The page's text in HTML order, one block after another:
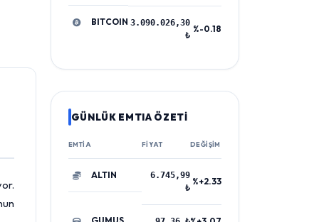
BITCOIN 3.090.026,30
₺
%-0.18
GÜNLÜK EMTIA ÖZETİ
EMTIA FIYAT DEĞIŞIM
ALTIN
6.745,99
₺
%+2.33